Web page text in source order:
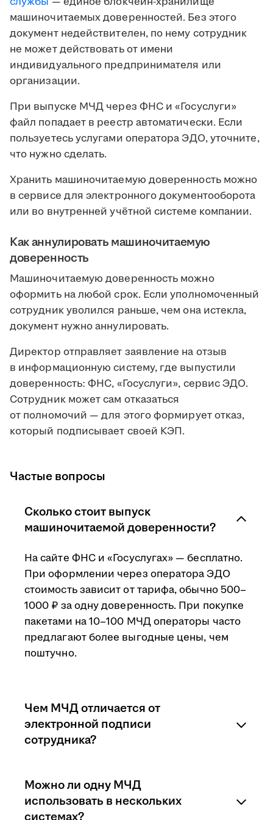
машиночитаемых доверенностей. Без этого
документ недействителен, по нему сотрудник
не может действовать от имени
индивидуального предпринимателя или
организации.
При выпуске МЧД через ФНС и «Госуслуги»
файл попадает в реестр автоматически. Если
пользуетесь услугами оператора ЭДО, уточните,
что нужно сделать.
Хранить машиночитаемую доверенность можно
в сервисе для электронного документооборота
или во внутренней учётной системе компании.
Как аннулировать машиночитаемую
доверенность
Машиночитаемую доверенность можно
оформить на любой срок. Если уполномоченный
сотрудник уволился раньше, чем она истекла,
документ нужно аннулировать.
Директор отправляет заявление на отзыв
в информационную систему, где выпустили
доверенность: ФНС, «Госуслуги», сервис ЭДО.
Сотрудник может сам отказаться
от полномочий — для этого формирует отказ,
который подписывает своей КЭП.
Частые вопросы
Сколько стоит выпуск
машиночитаемой доверенности?
На сайте ФНС и «Госуслугах» — бесплатно.
При оформлении через оператора ЭДО
стоимость зависит от тарифа, обычно 500–
1000 ₽ за одну доверенность. При покупке
пакетами на 10–100 МЧД операторы часто
предлагают более выгодные цены, чем
поштучно.
Чем МЧД отличается от
электронной подписи
сотрудника?
доверенности, который подтверждает
полномочия работника. Электронная
Можно ли одну МЧД
использовать в нескольких